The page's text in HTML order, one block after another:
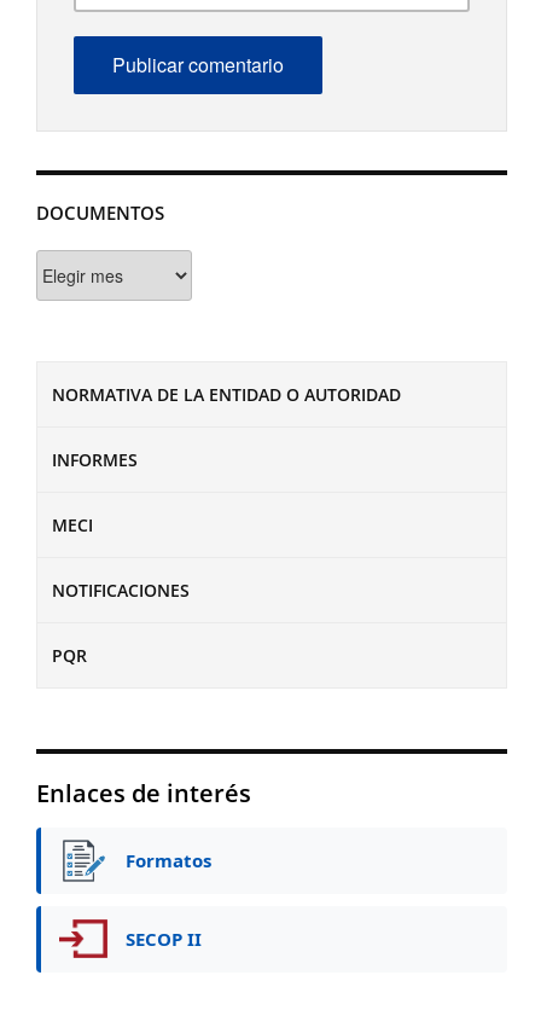
DOCUMENTOS
NORMATIVA DE LA ENTIDAD O AUTORIDAD
INFORMES
MECI
NOTIFICACIONES
PQR
Enlaces de interés
Formatos
SECOP II